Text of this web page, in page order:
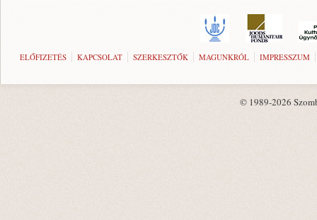
ELŐFIZETÉS KAPCSOLAT SZERKESZTŐK MAGUNKRÓL IMPRESSZUM
© 1989-2026